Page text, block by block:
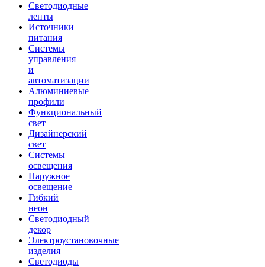
Светодиодные
ленты
Источники
питания
Системы
управления
и
автоматизации
Алюминиевые
профили
Функциональный
свет
Дизайнерский
свет
Системы
освещения
Наружное
освещение
Гибкий
неон
Светодиодный
декор
Электроустановочные
изделия
Светодиоды